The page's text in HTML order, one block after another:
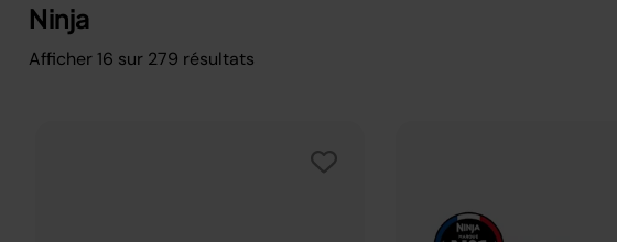
Ninja
Afficher 16 sur 279 résultats